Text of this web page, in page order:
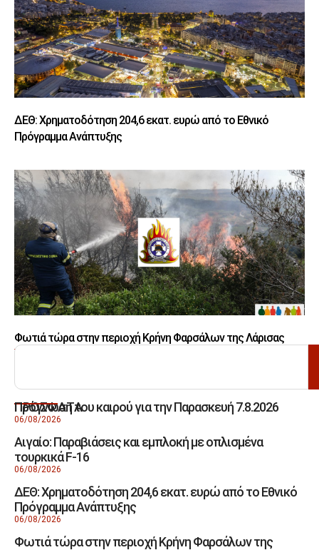
ΔΕΘ: Χρηματοδότηση 204,6 εκατ. ευρώ από το Εθνικό
Πρόγραμμα Ανάπτυξης
Φωτιά τώρα στην περιοχή Κρήνη Φαρσάλων της Λάρισας
ΑΝΑΖΗΤΗΣΗ
ΠΡΟΣΦΑΤΑ
Πρόγνωση του καιρού για την Παρασκευή 7.8.2026
06/08/2026
Αιγαίο: Παραβιάσεις και εμπλοκή με οπλισμένα
τουρκικά F-16
06/08/2026
ΔΕΘ: Χρηματοδότηση 204,6 εκατ. ευρώ από το Εθνικό
Πρόγραμμα Ανάπτυξης
06/08/2026
Φωτιά τώρα στην περιοχή Κρήνη Φαρσάλων της